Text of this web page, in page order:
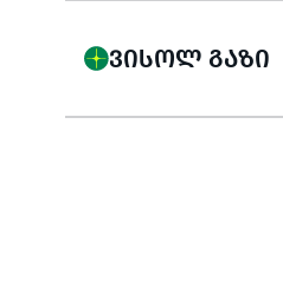
ᲕᲘᲡᲝᲚ ᲒᲐᲖᲘ